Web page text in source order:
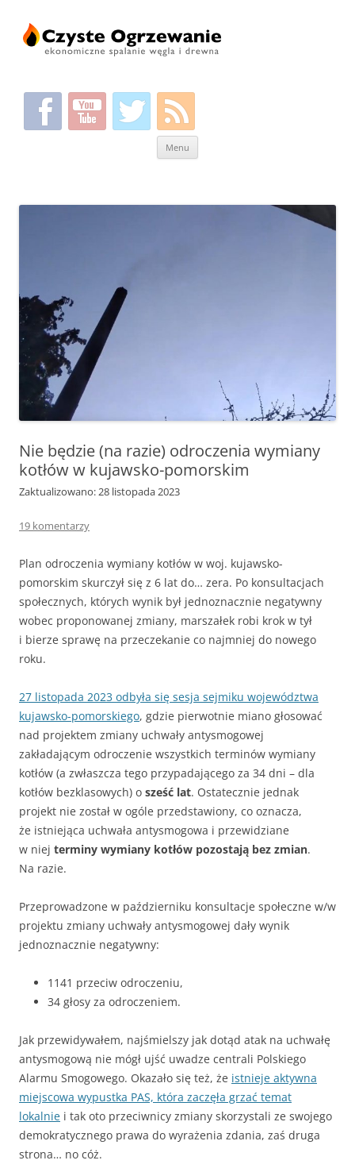
Menu
Nie będzie (na razie) odroczenia wymiany
kotłów w kujawsko-pomorskim
Zaktualizowano: 28 listopada 2023
19 komentarzy
Plan odroczenia wymiany kotłów w woj. kujawsko-
pomorskim skurczył się z 6 lat do… zera. Po konsultacjach
społecznych, których wynik był jednoznacznie negatywny
wobec proponowanej zmiany, marszałek robi krok w tył
i bierze sprawę na przeczekanie co najmniej do nowego
roku.
27 listopada 2023 odbyła się sesja sejmiku województwa
kujawsko-pomorskiego, gdzie pierwotnie miano głosować
nad projektem zmiany uchwały antysmogowej
zakładającym odroczenie wszystkich terminów wymiany
kotłów (a zwłaszcza tego przypadającego za 34 dni – dla
kotłów bezklasowych) o sześć lat. Ostatecznie jednak
projekt nie został w ogóle przedstawiony, co oznacza,
że istniejąca uchwała antysmogowa i przewidziane
w niej terminy wymiany kotłów pozostają bez zmian.
Na razie.
Przeprowadzone w październiku konsultacje społeczne w/w
projektu zmiany uchwały antysmogowej dały wynik
jednoznacznie negatywny:
1141 przeciw odroczeniu,
34 głosy za odroczeniem.
Jak przewidywałem, najśmielszy jak dotąd atak na uchwałę
antysmogową nie mógł ujść uwadze centrali Polskiego
Alarmu Smogowego. Okazało się też, że istnieje aktywna
miejscowa wypustka PAS, która zaczęła grzać temat
lokalnie i tak oto przeciwnicy zmiany skorzystali ze swojego
demokratycznego prawa do wyrażenia zdania, zaś druga
strona… no cóż.